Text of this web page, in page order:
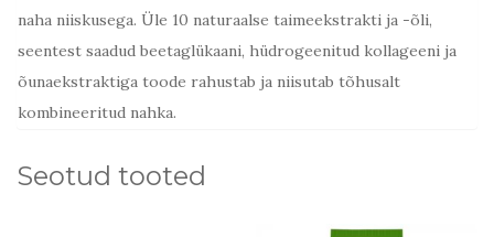
naha niiskusega. Üle 10 naturaalse taimeekstrakti ja -õli,
seentest saadud beetaglükaani, hüdrogeenitud kollageeni ja
õunaekstraktiga toode rahustab ja niisutab tõhusalt
kombineeritud nahka.
Seotud tooted